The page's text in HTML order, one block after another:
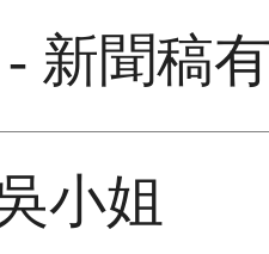
- 新聞稿
小姐